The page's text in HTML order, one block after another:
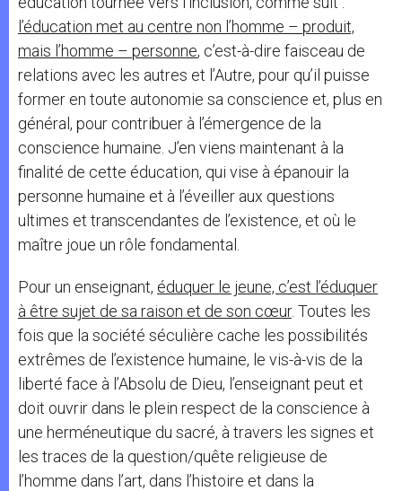
l’éducation met au centre non l’homme – produit,
mais l’homme – personne, c’est-à-dire faisceau de
relations avec les autres et l’Autre, pour qu’il puisse
former en toute autonomie sa conscience et, plus en
général, pour contribuer à l’émergence de la
conscience humaine. J’en viens maintenant à la
finalité de cette éducation, qui vise à épanouir la
personne humaine et à l’éveiller aux questions
ultimes et transcendantes de l’existence, et où le
maître joue un rôle fondamental.
Pour un enseignant, éduquer le jeune, c’est l’éduquer
à être sujet de sa raison et de son cœur. Toutes les
fois que la société séculière cache les possibilités
extrêmes de l’existence humaine, le vis-à-vis de la
liberté face à l’Absolu de Dieu, l’enseignant peut et
doit ouvrir dans le plein respect de la conscience à
une herméneutique du sacré, à travers les signes et
les traces de la question/quête religieuse de
l’homme dans l’art, dans l’histoire et dans la